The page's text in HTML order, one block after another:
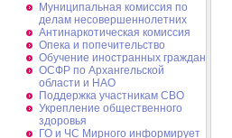
Муниципальная комиссия по
делам несовершеннолетних
Антинаркотическая комиссия
Опека и попечительство
Обучение иностранных граждан
ОСФР по Архангельской
области и НАО
Поддержка участникам СВО
Укрепление общественного
здоровья
ГО и ЧС Мирного информирует